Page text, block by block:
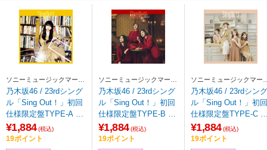
ソニーミュージックマーケ
ティング
乃木坂46 / 23rdシング
ル「Sing Out！」初回
仕様限定盤TYPE-A Bl
u-ray Disc付 CD
¥1,884 (税込)
19ポイント
ソニーミュージックマーケ
ティング
乃木坂46 / 23rdシング
ル「Sing Out！」初回
仕様限定盤TYPE-B Bl
u-ray Disc付 CD
¥1,884 (税込)
19ポイント
ソニーミュージックマー
ティング
乃木坂46 / 23rdシング
ル「Sing Out！」初回
仕様限定盤TYPE-C Bl
u-ray Disc付 CD
¥1,884 (税込)
19ポイント